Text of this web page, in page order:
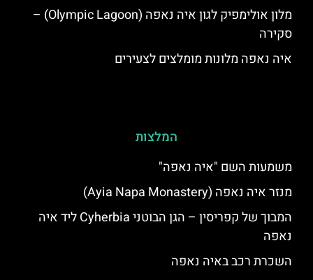
מלון אולימפיק לגון איה נאפה (Olympic Lagoon) –
סקירה
איה נאפה מלונות מומלצים לצעירים
המלצות
משמעות השם "איה נאפה"
מנזר איה נאפה (Ayia Napa Monastery)
המבוך של קפריסין – הגן הבוטני Cyherbia‬‬ ליד איה
נאפה
השכרת רכב באיה נאפה